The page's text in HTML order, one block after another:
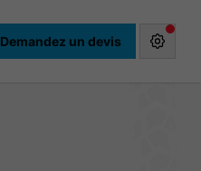
Demandez un devis